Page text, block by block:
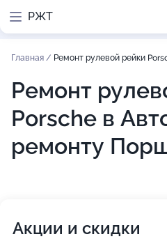
РЖТ
Главная / Ремонт рулевой рейки
Ремонт
Porsche в
ремонту
Акции и скидки